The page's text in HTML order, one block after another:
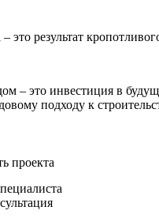
это результат
– это инвестиция в
подходу к
проекта